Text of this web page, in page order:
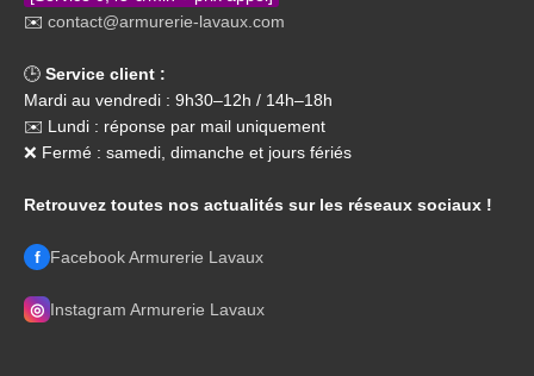
✉️ contact@armurerie-lavaux.com
🕒 Service client :
Mardi au vendredi : 9h30–12h / 14h–18h
✉️ Lundi : réponse par mail uniquement
❌ Fermé : samedi, dimanche et jours fériés
Retrouvez toutes nos actualités sur les réseaux sociaux !
f Facebook Armurerie Lavaux
◎ Instagram Armurerie Lavaux